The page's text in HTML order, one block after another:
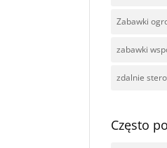
Zabawki
zabawki
zdalnie
Często